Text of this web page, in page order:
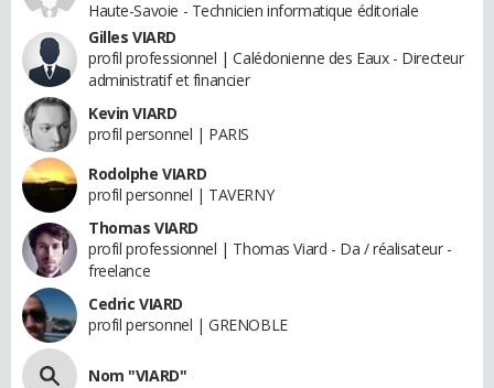
Haute-Savoie - Technicien informatique éditoriale
Gilles VIARD
profil professionnel | Calédonienne des Eaux - Directeur
administratif et financier
Kevin VIARD
profil personnel | PARIS
Rodolphe VIARD
profil personnel | TAVERNY
Thomas VIARD
profil professionnel | Thomas Viard - Da / réalisateur -
freelance
Cedric VIARD
profil personnel | GRENOBLE
Nom "VIARD"